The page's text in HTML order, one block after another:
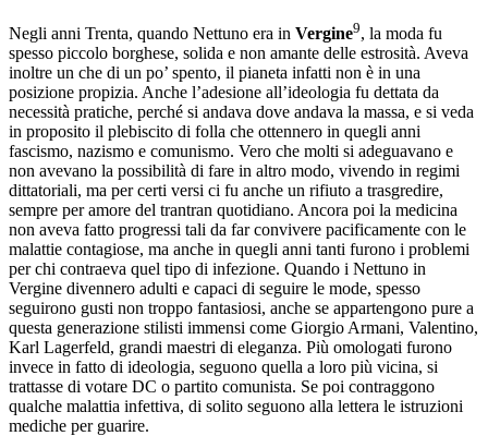
Negli anni Trenta, quando Nettuno era in Vergine9, la moda fu
spesso piccolo borghese, solida e non amante delle estrosità. Aveva
inoltre un che di un po’ spento, il pianeta infatti non è in una
posizione propizia. Anche l’adesione all’ideologia fu dettata da
necessità pratiche, perché si andava dove andava la massa, e si veda
in proposito il plebiscito di folla che ottennero in quegli anni
fascismo, nazismo e comunismo. Vero che molti si adeguavano e
non avevano la possibilità di fare in altro modo, vivendo in regimi
dittatoriali, ma per certi versi ci fu anche un rifiuto a trasgredire,
sempre per amore del trantran quotidiano. Ancora poi la medicina
non aveva fatto progressi tali da far convivere pacificamente con le
malattie contagiose, ma anche in quegli anni tanti furono i problemi
per chi contraeva quel tipo di infezione. Quando i Nettuno in
Vergine divennero adulti e capaci di seguire le mode, spesso
seguirono gusti non troppo fantasiosi, anche se appartengono pure a
questa generazione stilisti immensi come Giorgio Armani, Valentino,
Karl Lagerfeld, grandi maestri di eleganza. Più omologati furono
invece in fatto di ideologia, seguono quella a loro più vicina, si
trattasse di votare DC o partito comunista. Se poi contraggono
qualche malattia infettiva, di solito seguono alla lettera le istruzioni
mediche per guarire.